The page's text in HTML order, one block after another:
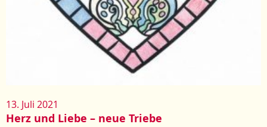
13. Juli 2021
Herz und Liebe – neue Triebe